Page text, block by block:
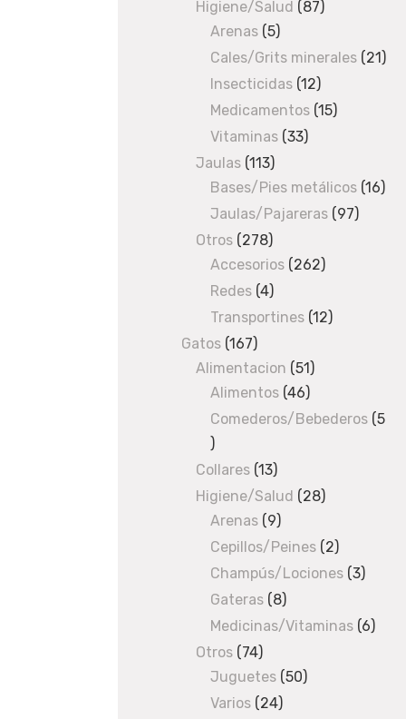
A
r
n
e
s
t
i
o
A
o
a
5
m
products
Higiene/Salud 8787
Arenas 55
products
Cales/Grits minerales 2121
Insecticidas 1212
products
Medicamentos 1515
Vitaminas 3333
Jaulas 113113
products
Bases/Pies metálicos 1616
Jaulas/Pajareras 9797
Otros 278278
products
Accesorios 262262
Redes 44
products
Transportines 1212
Gatos 167167
products
Alimentacion 5151
Alimentos 4646
products
Comederos/Bebederos 5
5
products
Collares 1313
products
Higiene/Salud 2828
Arenas 99
products
Cepillos/Peines 22
products
Champús/Lociones 33
Gateras 88
products
Medicinas/Vitaminas 66
Otros 7474
products
Juguetes 5050
Varios 2424